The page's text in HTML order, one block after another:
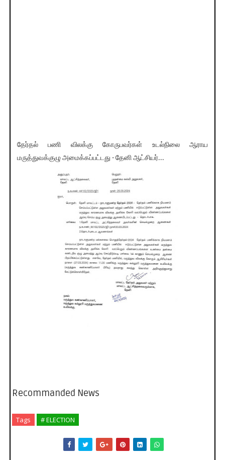
தேர்தல் பணி விலக்கு கோருபவர்கள் உடல்நிலை ஆராய
மருத்துவக்குழு அமைக்கப்பட்டது - தேனி ஆட்சியர்...
Recommanded News
Tags # ELECTION